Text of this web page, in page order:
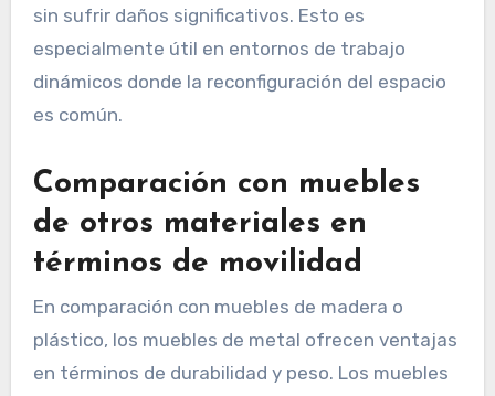
sin sufrir daños significativos. Esto es
especialmente útil en entornos de trabajo
dinámicos donde la reconfiguración del espacio
es común.
Comparación con muebles
de otros materiales en
términos de movilidad
En comparación con muebles de madera o
plástico, los muebles de metal ofrecen ventajas
en términos de durabilidad y peso. Los muebles